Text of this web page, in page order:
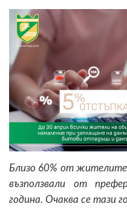
Близо 60% от
възползвали от
година. Очаква се тази